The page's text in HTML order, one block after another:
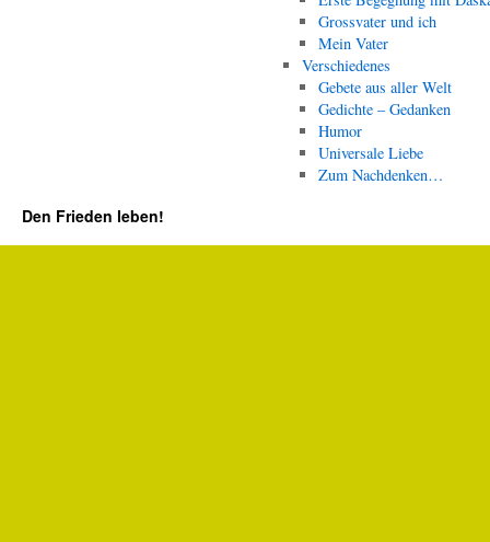
Grossvater und ich
Mein Vater
Verschiedenes
Gebete aus aller Welt
Gedichte – Gedanken
Humor
Universale Liebe
Zum Nachdenken…
Den Frieden leben!